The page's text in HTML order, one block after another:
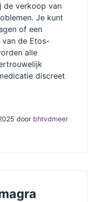
de verkoop van
Je kunt
of een
van de Etos-
alle
discreet
door bhtvdmeer